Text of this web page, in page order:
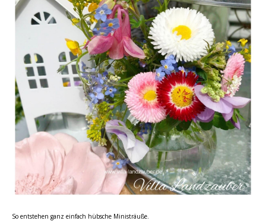
So entstehen ganz einfach hübsche Ministräuße.